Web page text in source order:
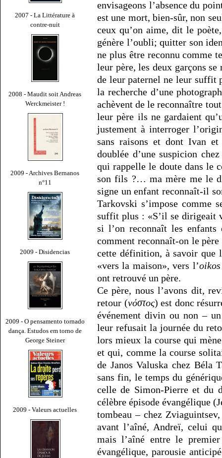
2007 - La Littérature à
contre-nuit
2008 - Maudit soit Andreas
Werckmeister !
2009 - Archives Bernanos
n°11
2009 - Disidencias
2009 - O pensamento tornado
dança. Estudos em torno de
George Steiner
2009 - Valeurs actuelles
envisageons l’absence du
est une mort, bien-sûr, non
ceux qu’on aime, dit le
génère l’oubli; quitter son
ne plus être reconnu comme
leur père, les deux garçons
de leur paternel ne leur suffit
la recherche d’une
achèvent de le reconnaître
leur père ils ne gardaient
justement à interroger
sans raisons et dont Ivan
doublée d’une suspicion
qui rappelle le doute dans le
son fils ?… ma mère me le
signe un enfant reconnaît-il
Tarkovski s’impose comme
suffit plus : «S’il se dirigeait
si l’on reconnaît les
comment reconnaît-on le
cette définition, à savoir que
«vers la maison», vers l’oikos
ont retrouvé un père.
Ce père, nous l’avons dit,
retour (νόστος) est donc
événement divin ou non –
leur refusait la journée du
lors mieux la course qui
et qui, comme la course
de Janos Valuska chez Béla
sans fin, le temps du
celle de Simon-Pierre et du
célèbre épisode évangélique
tombeau – chez
avant l’aîné, Andreï, celui
mais l’aîné entre le
évangélique, parousie